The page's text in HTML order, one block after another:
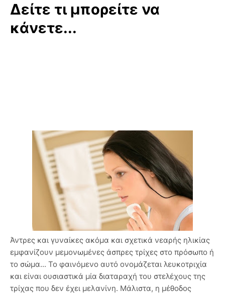
Δείτε τι μπορείτε να
κάνετε...
Άντρες και γυναίκες ακόμα και σχετικά νεαρής ηλικίας
εμφανίζουν μεμονωμένες άσπρες τρίχες στο πρόσωπο ή
το σώμα... Το φαινόμενο αυτό ονομάζεται λευκοτριχία
και είναι ουσιαστικά μία διαταραχή του στελέχους της
τρίχας που δεν έχει μελανίνη. Μάλιστα, η μέθοδος